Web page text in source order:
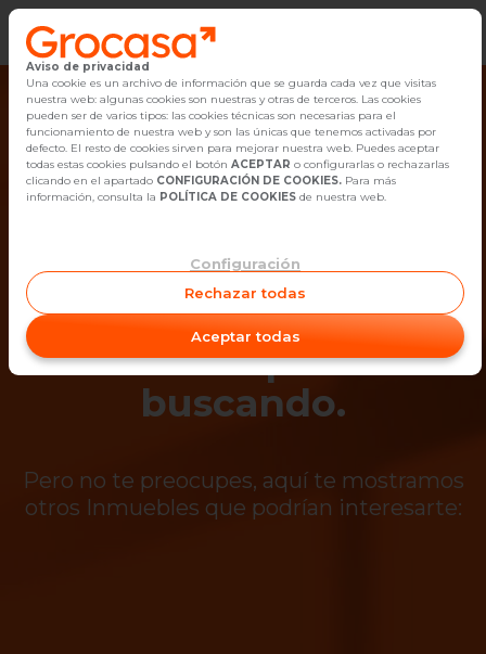
Vender
Buscar Inmuebles
Alquiler
Empleo
Oficinas
Contacto
¡Ups! Ya no está
disponible el
inmueble que estás
buscando.
Pero no te preocupes, aquí te mostramos
otros Inmuebles que podrían interesarte:
Aviso de privacidad
Una cookie es un archivo de información que se guarda cada vez que visitas
nuestra web: algunas cookies son nuestras y otras de terceros. Las cookies
pueden ser de varios tipos: las cookies técnicas son necesarias para el
funcionamiento de nuestra web y son las únicas que tenemos activadas por
defecto. El resto de cookies sirven para mejorar nuestra web. Puedes aceptar
todas estas cookies pulsando el botón ACEPTAR o configurarlas o rechazarlas
clicando en el apartado CONFIGURACIÓN DE COOKIES. Para más
información, consulta la POLÍTICA DE COOKIES de nuestra web.
Configuración
Rechazar todas
Aceptar todas